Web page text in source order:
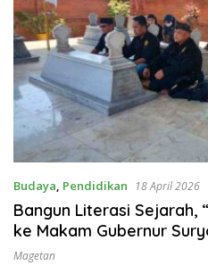
Budaya, Pendidikan 18 April 2026
Bangun Literasi Sejarah,
ke Makam Gubernur
Magetan